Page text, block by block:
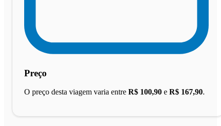
Preço
O preço desta viagem varia entre R$ 100,90 e R$ 167,90.